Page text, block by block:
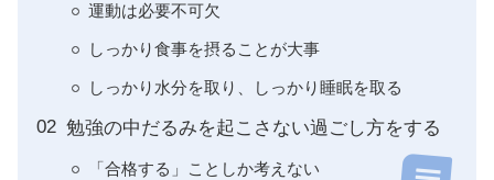
運動は必要不可欠
しっかり食事を摂ることが大事
しっかり水分を取り、しっかり睡眠を取る
勉強の中だるみを起こさない過ごし方をする
「合格する」ことしか考えない